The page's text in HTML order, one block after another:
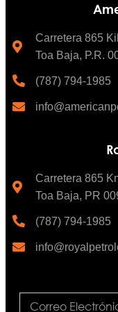
Carretera 865
Toa Baja, P.R.
(787) 794-1985
Carretera 865
Toa Baja, PR
(787) 794-1985